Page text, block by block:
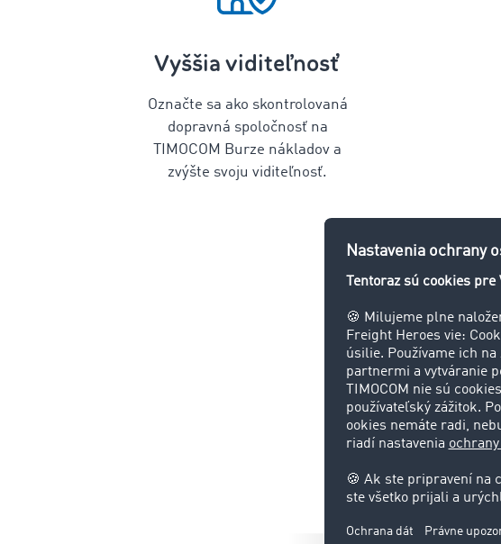
Vyššia viditeľnosť
Označte sa ako skontrolovaná
dopravná spoločnosť na
TIMOCOM Burze nákladov a
zvýšte svoju viditeľnosť.